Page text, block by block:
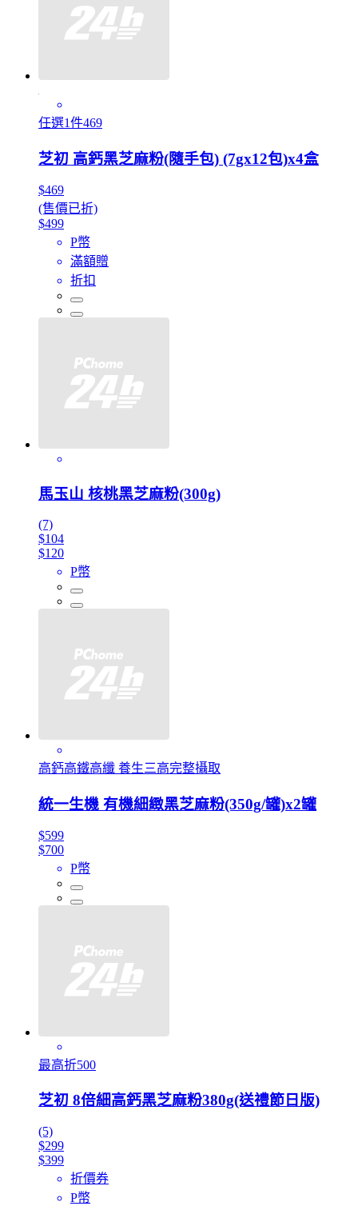
任選1件469
芝初 高鈣黑芝麻粉(隨手包) (7gx12包)x4盒
$469
(售價已折)
$499
P幣
滿額贈
折扣
馬玉山 核桃黑芝麻粉(300g)
(7)
$104
$120
P幣
高鈣高鐵高纖 養生三高完整攝取
統一生機 有機細緻黑芝麻粉(350g/罐)x2罐
$599
$700
P幣
最高折500
芝初 8倍細高鈣黑芝麻粉380g(送禮節日版)
(5)
$299
$399
折價券
P幣